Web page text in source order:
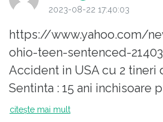
2023-08-22 17:40:03
https://www.yahoo.com/
ohio-teen-sentenced-
Accident in USA cu 2 tineri
Sentinta : 15 ani inchisoare
accidentului.
citește mai mult